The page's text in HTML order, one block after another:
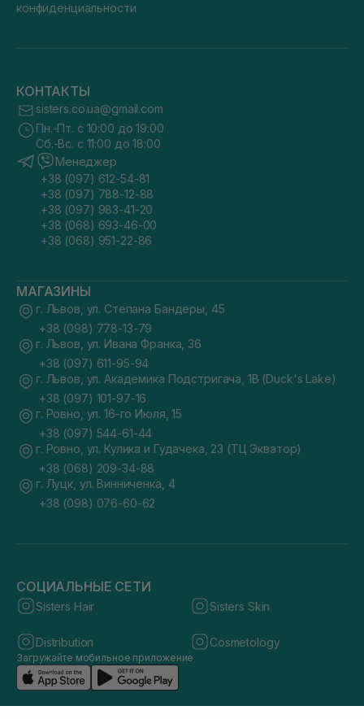
конфиденциальности
КОНТАКТЫ
sisters.co.ua@gmail.com
Пн.-Пт. с 10:00 до 19:00
Сб.-Вс. с 11:00 до 18:00
Менеджер
+38 (097) 612-54-81
+38 (097) 788-12-88
+38 (097) 983-41-20
+38 (068) 693-46-00
+38 (068) 951-22-86
МАГАЗИНЫ
г. Львов, ул. Степана Бандеры, 45
+38 (098) 778-13-79
г. Львов, ул. Ивана Франка, 36
+38 (097) 611-95-94
г. Львов, ул. Академика Подстригача, 1В (Duck's Lake)
+38 (097) 101-97-16
г. Ровно, ул. 16-го Июля, 15
+38 (097) 544-61-44
г. Ровно, ул. Кулика и Гудачека, 23 (ТЦ Экватор)
+38 (068) 209-34-88
г. Луцк, ул. Винниченка, 4
+38 (098) 076-60-62
СОЦИАЛЬНЫЕ СЕТИ
Sisters Hair Sisters Skin
Distribution Cosmetology
Загружайте мобильное приложение